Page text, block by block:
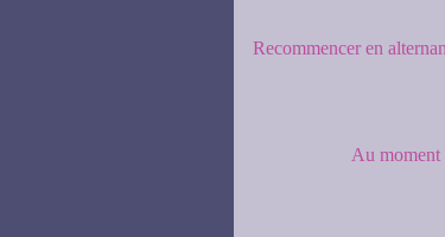
Recommencer en
Au moment